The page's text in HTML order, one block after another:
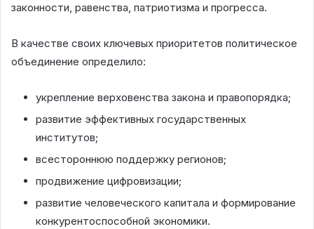
законности, равенства, патриотизма и прогресса.
В качестве своих ключевых приоритетов политическое
объединение определило:
укрепление верховенства закона и правопорядка;
развитие эффективных государственных
институтов;
всестороннюю поддержку регионов;
продвижение цифровизации;
развитие человеческого капитала и формирование
конкурентоспособной экономики.